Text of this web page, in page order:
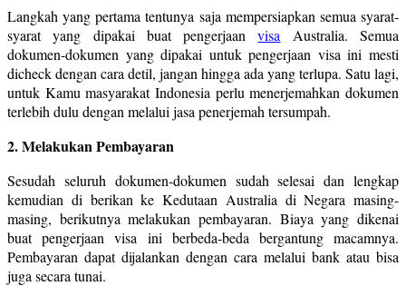
Langkah yang pertama tentunya saja mempersiapkan semua syarat-
syarat yang dipakai buat pengerjaanvisa Australia. Semua
dokumen-dokumen yang dipakai untuk pengerjaan visa ini mesti
dicheck dengan cara detil, jangan hingga ada yang terlupa. Satu lagi,
untuk Kamu masyarakat Indonesia perlu menerjemahkan dokumen
terlebih dulu dengan melalui jasa penerjemah tersumpah.
2. Melakukan Pembayaran
Sesudah seluruh dokumen-dokumen sudah selesai dan lengkap
kemudian di berikan ke Kedutaan Australia di Negara masing-
masing, berikutnya melakukan pembayaran. Biaya yang dikenai
buat pengerjaan visa ini berbeda-beda bergantung macamnya.
Pembayaran dapat dijalankan dengan cara melalui bank atau bisa
juga secara tunai.